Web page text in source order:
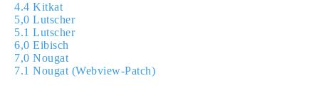
4.4 Kitkat
5,0 Lutscher
5.1 Lutscher
6,0 Eibisch
7,0 Nougat
7.1 Nougat (Webview-Patch)